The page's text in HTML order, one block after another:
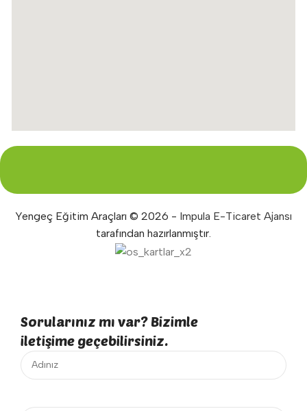
Yengeç Eğitim Araçları © 2026 - Impula E-Ticaret Ajansı
tarafından hazırlanmıştır.
Sorularınız mı var? Bizimle
iletişime geçebilirsiniz.